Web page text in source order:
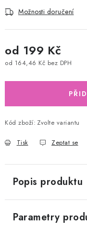
Možnosti doručení
od 199 Kč
od 164,46 Kč bez DPH
Kód zboží: Zvolte variantu
Tisk Zeptat se
Popis produktu
Parametry